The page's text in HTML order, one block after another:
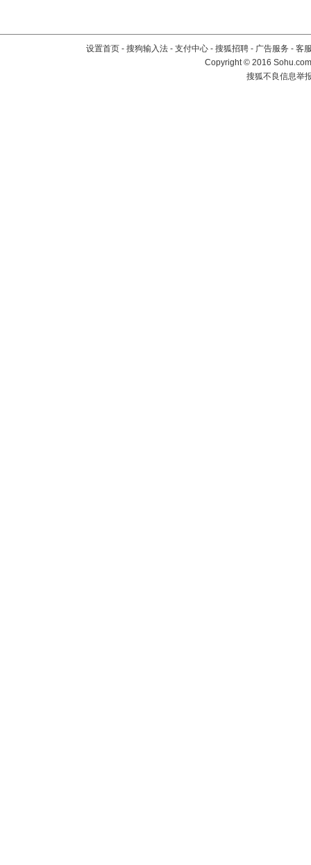
设置首页 - 搜狗输入法 - 支付中心 - 搜狐招聘 - 广告服务 - 客
Copyright©2016
搜狐不良信息举